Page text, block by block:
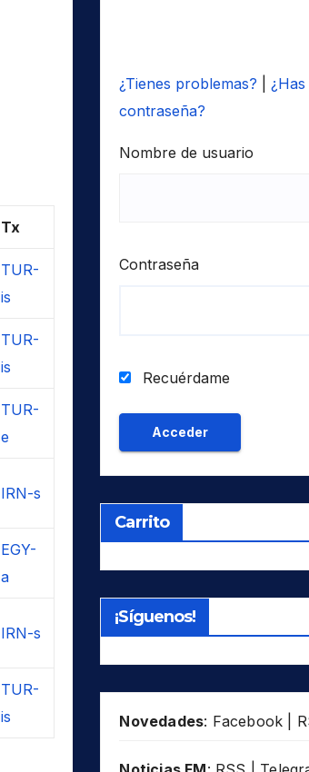
Tx
TUR-
is
TUR-
is
TUR-
e
IRN-s
EGY-
a
IRN-s
TUR-
is
¿Tienes problemas?
contraseña?
Nombre de usuario
Contraseña
Recuérdame
Carrito
¡Síguenos!
Novedades: Facebook